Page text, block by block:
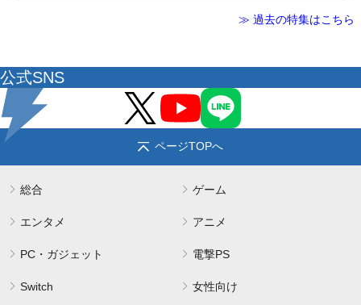
≫ 過去の特集はこちら
公式SNS
ページTOPへ
総合 ゲーム
エンタメ アニメ
PC・ガジェット 電撃PS
Switch 女性向け